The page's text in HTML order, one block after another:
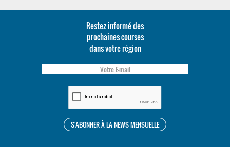
Restez informé des
prochaines courses
dans votre région